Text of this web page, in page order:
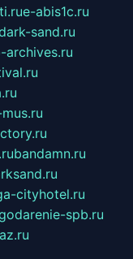
e-abis1c.ru
sand.ru
archives.ru
mus.ru
bandamn.ru
cityhotel.ru
spb.ru